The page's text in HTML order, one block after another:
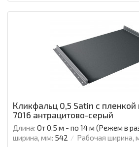
Кликфальц 0,5 Satin с пленкой
7016 антрацитово-серый
Длина: От 0,5 м - по 14 м (Режем в
ширина, мм: 542 Рабочая ширина,